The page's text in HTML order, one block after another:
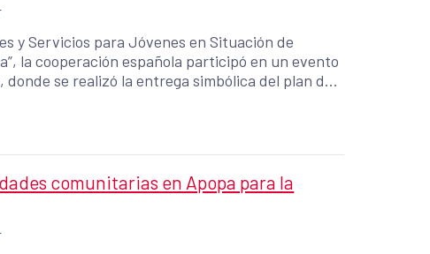
y Servicios para Jóvenes en Situación de
la cooperación española participó en un evento
se realizó la entrega simbólica del plan de
comunitarias en Apopa para la